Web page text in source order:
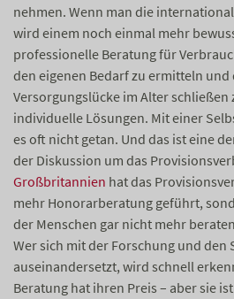
nehmen. Wenn man die
wird einem noch einmal mehr
professionelle Beratung für
den eigenen Bedarf zu ermitteln und
Versorgungslücke im Alter schließen
individuelle Lösungen. Mit einer
es oft nicht getan. Und das ist eine
der Diskussion um das
Großbritannien hat das
mehr Honorarberatung geführt,
der Menschen gar nicht mehr
Wer sich mit der Forschung und den
auseinandersetzt, wird schnell
Beratung hat ihren Preis – aber sie